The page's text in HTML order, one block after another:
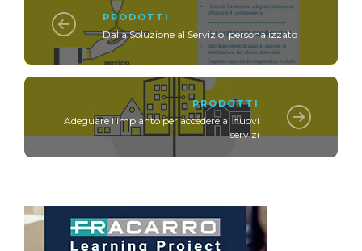
PRODOTTI
Dalla Soluzione al Servizio, personalizzato
PRODOTTI
Adeguare l’impianto per accedere ai nuovi
servizi